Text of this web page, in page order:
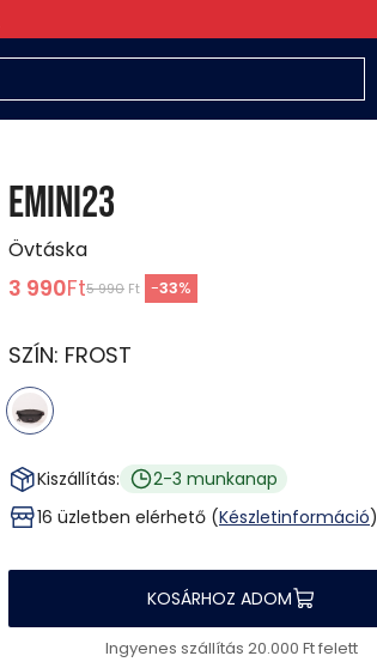
EMINI23
Övtáska
3 990Ft5 990 Ft -33%
SZÍN: FROST
Kiszállítás:
2-3 munkanap
16 üzletben elérhető (Készletinformáció)
KOSÁRHOZ ADOM
Ingyenes szállítás 20.000 Ft felett